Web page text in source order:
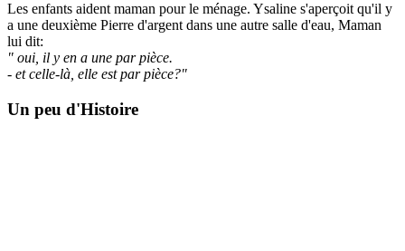
Les enfants aident maman pour le ménage. Ysaline s'aperçoit qu'il y
a une deuxième Pierre d'argent dans une autre salle d'eau, Maman
lui dit:
" oui, il y en a une par pièce.
- et celle-là, elle est par pièce?"
Un peu d'Histoire